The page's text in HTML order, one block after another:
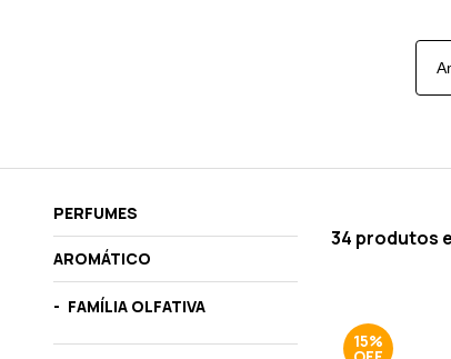
PERFUMES
AROMÁTICO
FAMÍLIA OLFATIVA
34 produtos
15%